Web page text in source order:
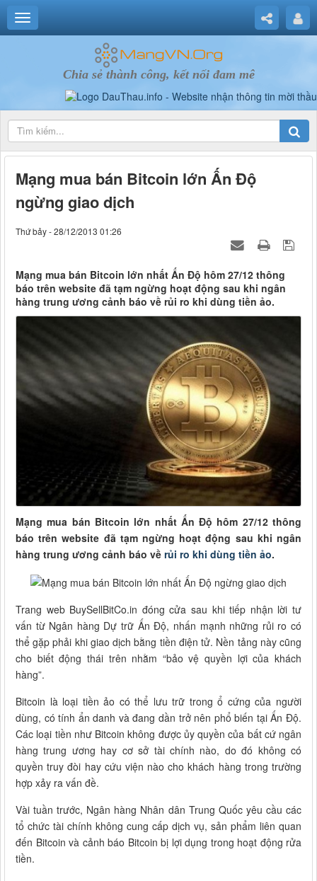
Chia sẻ thành công, kết nối đam mê
Mạng mua bán Bitcoin lớn Ấn Độ
ngừng giao dịch
Thứ bảy - 28/12/2013 01:26
Mạng mua bán Bitcoin lớn nhất Ấn Độ hôm 27/12 thông
báo trên website đã tạm ngừng hoạt động sau khi ngân
hàng trung ương cảnh báo về rủi ro khi dùng tiền ảo.
Mạng mua bán Bitcoin lớn nhất Ấn Độ hôm 27/12 thông
báo trên website đã tạm ngừng hoạt động sau khi ngân
hàng trung ương cảnh báo về rủi ro khi dùng tiền ảo.
Trang web BuySellBitCo.in đóng cửa sau khi tiếp nhận lời tư
vấn từ Ngân hàng Dự trữ Ấn Độ, nhấn mạnh những rủi ro có
thể gặp phải khi giao dịch bằng tiền điện tử. Nền tảng này cũng
cho biết động thái trên nhằm “bảo vệ quyền lợi của khách
hàng”.
Bitcoin là loại tiền ảo có thể lưu trữ trong ổ cứng của người
dùng, có tính ẩn danh và đang dần trở nên phổ biến tại Ấn Độ.
Các loại tiền như Bitcoin không được ủy quyền của bất cứ ngân
hàng trung ương hay cơ sở tài chính nào, do đó không có
quyền truy đòi hay cứu viện nào cho khách hàng trong trường
hợp xảy ra vấn đề.
Vài tuần trước, Ngân hàng Nhân dân Trung Quốc yêu cầu các
tổ chức tài chính không cung cấp dịch vụ, sản phẩm liên quan
đến Bitcoin và cảnh báo Bitcoin bị lợi dụng trong hoạt động rửa
tiền.